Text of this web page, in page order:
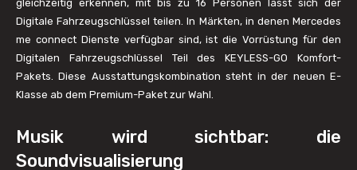
gleichzeitig erkennen, mit bis zu 16 Personen lässt sich der
Digitale Fahrzeugschlüssel teilen. In Märkten, in denen Mercedes
me connect Dienste verfügbar sind, ist die Vorrüstung für den
Digitalen Fahrzeugschlüssel Teil des KEYLESS-GO Komfort-
Pakets. Diese Ausstattungskombination steht in der neuen E-
Klasse ab dem Premium-Paket zur Wahl.
Musik wird sichtbar: die
Soundvisualisierung